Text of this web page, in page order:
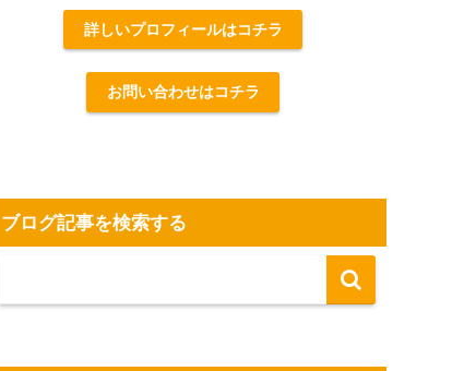
詳しいプロフィールはコチラ
お問い合わせはコチラ
ブログ記事を検索する